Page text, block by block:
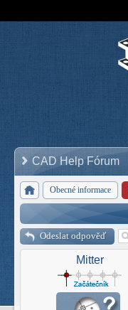
CAD Help Fórum
Obecné informace
Odeslat odpověď
Mitter